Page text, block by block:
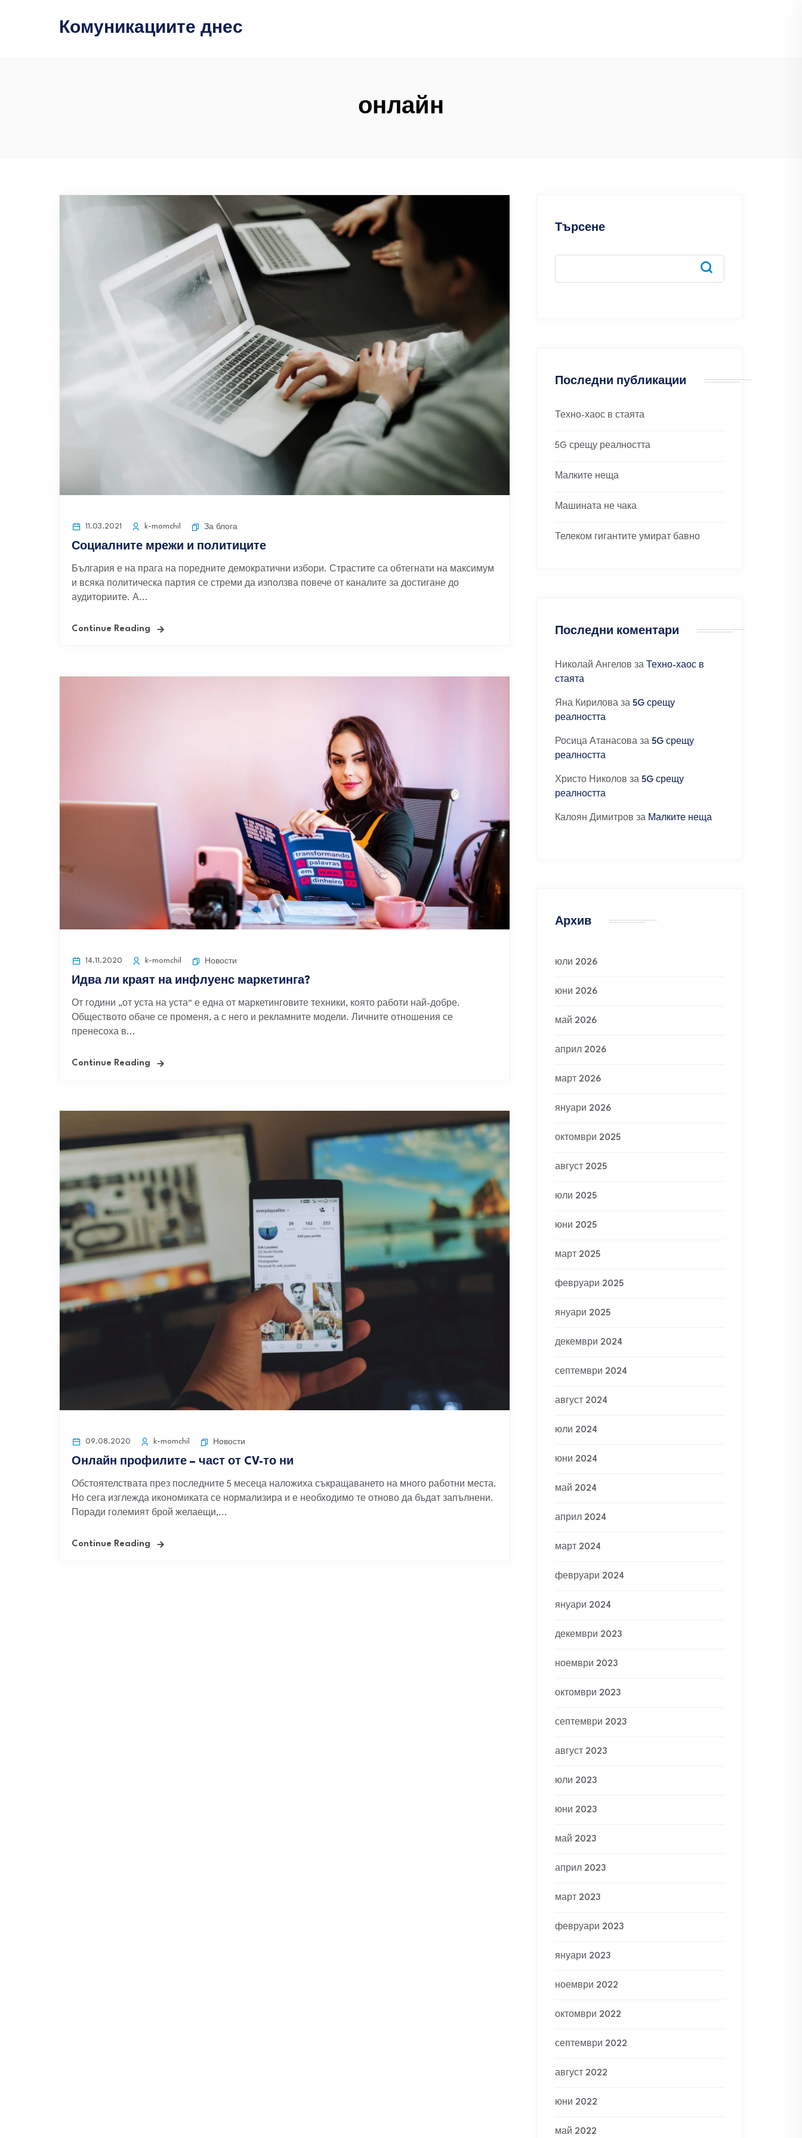
Комуникациите днес
онлайн
11.03.2021 k-momchil За блога
Социалните мрежи и политиците
България е на прага на поредните демократични избори. Страстите са обтегнати на максимум
и всяка политическа партия се стреми да използва повече от каналите за достигане до
аудиториите. А...
Continue Reading
14.11.2020 k-momchil Новости
Идва ли краят на инфлуенс маркетинга?
От години „от уста на уста“ е една от маркетинговите техники, която работи най-добре.
Обществото обаче се променя, а с него и рекламните модели. Личните отношения се
пренесоха в...
Continue Reading
09.08.2020 k-momchil Новости
Онлайн профилите – част от CV-то ни
Обстоятелствата през последните 5 месеца наложиха съкращаването на много работни места.
Но сега изглежда икономиката се нормализира и е необходимо те отново да бъдат запълнени.
Поради големият брой желаещи,...
Continue Reading
Търсене
Последни публикации
Техно-хаос в стаята
5G срещу реалността
Малките неща
Машината не чака
Телеком гигантите умират бавно
Последни коментари
Николай Ангелов за Техно-хаос в
стаята
Яна Кирилова за 5G срещу
реалността
Росица Атанасова за 5G срещу
реалността
Христо Николов за 5G срещу
реалността
Калоян Димитров за Малките неща
Архив
юли 2026
юни 2026
май 2026
април 2026
март 2026
януари 2026
октомври 2025
август 2025
юли 2025
юни 2025
март 2025
февруари 2025
януари 2025
декември 2024
септември 2024
август 2024
юли 2024
юни 2024
май 2024
април 2024
март 2024
февруари 2024
януари 2024
декември 2023
ноември 2023
октомври 2023
септември 2023
август 2023
юли 2023
юни 2023
май 2023
април 2023
март 2023
февруари 2023
януари 2023
ноември 2022
октомври 2022
септември 2022
август 2022
юни 2022
май 2022